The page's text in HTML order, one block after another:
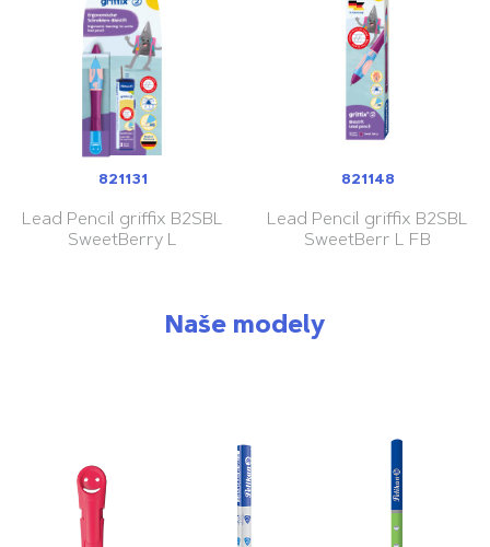
821131
Lead Pencil griffix B2SBL
SweetBerry L
821148
Lead Pencil griffix B2SBL
SweetBerr L FB
Naše modely